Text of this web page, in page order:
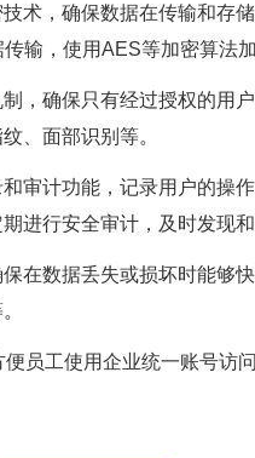
术，确保数据在传输和存
输，使用AES等加密算法
，确保只有经过授权的用
、面部识别等。
审计功能，记录用户的操
进行安全审计，及时发现
在数据丢失或损坏时能够
员工使用企业统一账号访